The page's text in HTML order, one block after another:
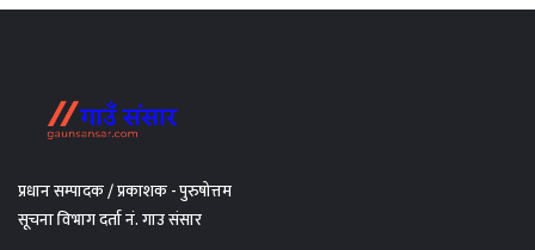
प्रधान सम्पादक / प्रकाशक - पुरुषोत्तम
सूचना विभाग दर्ता नं. गाउ संसार